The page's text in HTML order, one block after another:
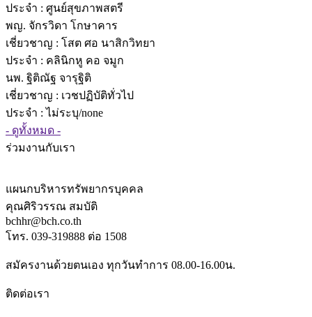
ประจำ : ศูนย์สุขภาพสตรี
พญ. จักรวิดา โกษาคาร
เชี่ยวชาญ : โสต ศอ นาสิกวิทยา
ประจำ : คลินิกหู คอ จมูก
นพ. ฐิติณัฐ จารุฐิติ
เชี่ยวชาญ : เวชปฏิบัติทั่วไป
ประจำ : ไม่ระบุ/none
- ดูทั้งหมด -
ร่วมงานกับเรา
แผนกบริหารทรัพยากรบุคคล
คุณศิริวรรณ สมบัติ
bchhr@bch.co.th
โทร. 039-319888 ต่อ 1508
สมัครงานด้วยตนเอง ทุกวันทำการ 08.00-16.00น.
ติดต่อเรา